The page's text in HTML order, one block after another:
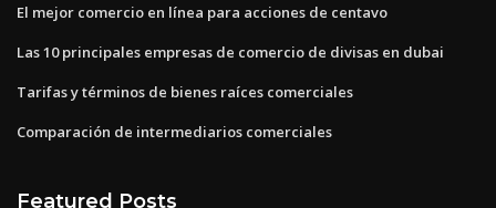
El mejor comercio en línea para acciones de centavo
Las 10 principales empresas de comercio de divisas en dubai
Tarifas y términos de bienes raíces comerciales
Comparación de intermediarios comerciales
Featured Posts